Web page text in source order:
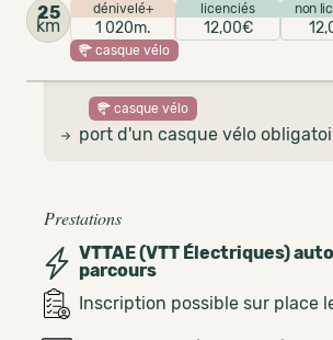
25
km
dénivelé+
1 020m.
licenciés
12,00€
non
casque vélo
casque vélo
port d'un casque vélo
Prestations
VTTAE (VTT Électriques)
parcours
Inscription possible sur place